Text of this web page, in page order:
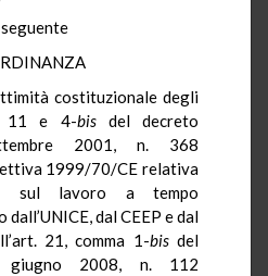
costituzionale degli
11 e 4-bisdel decreto
2001, n. 368
1999/70/CE relativa
sul lavoro a tempo
dal CEEP e dal
21, comma 1-bisdel
giugno 2008, n. 112